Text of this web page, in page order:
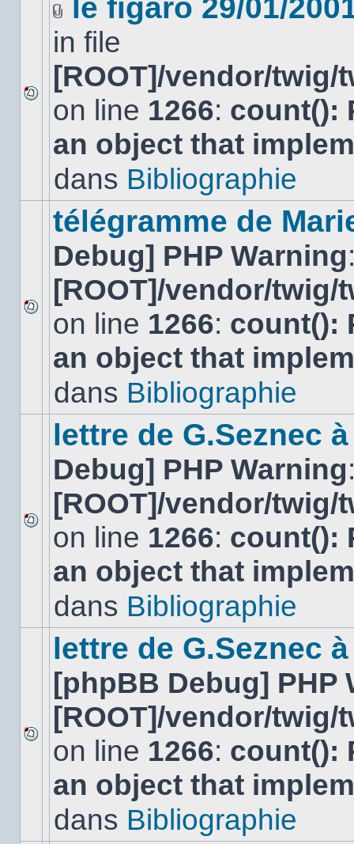
Aucun
nouveau
message
non-
dans
joint(s)
le figaro 29/01/
in file
[ROOT]/vendor/
on line 1266: count():
an object that
dans Bibliographie
Aucun
nouveau
message
non-
dans
sujet.
télégramme de
Debug] PHP Warning
[ROOT]/vendor/
on line 1266: count():
an object that
dans Bibliographie
Aucun
nouveau
message
non-
dans
sujet.
lettre de G.Seznec
Debug] PHP Warning
[ROOT]/vendor/
on line 1266: count():
an object that
dans Bibliographie
Aucun
nouveau
message
non-
dans
lettre de G.Seznec
[phpBB Debug] PHP
[ROOT]/vendor/
on line 1266: count():
an object that
dans Bibliographie